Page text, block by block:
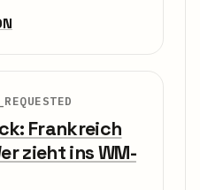
Frankreich
zieht ins WM-